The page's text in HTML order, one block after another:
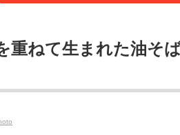
重ねて生まれた油そ